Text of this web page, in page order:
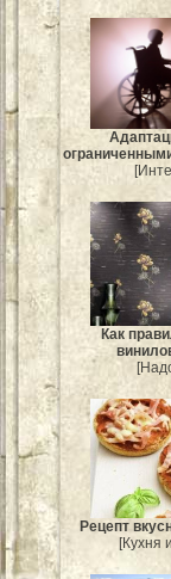
Как
Рецепт
[Кухня